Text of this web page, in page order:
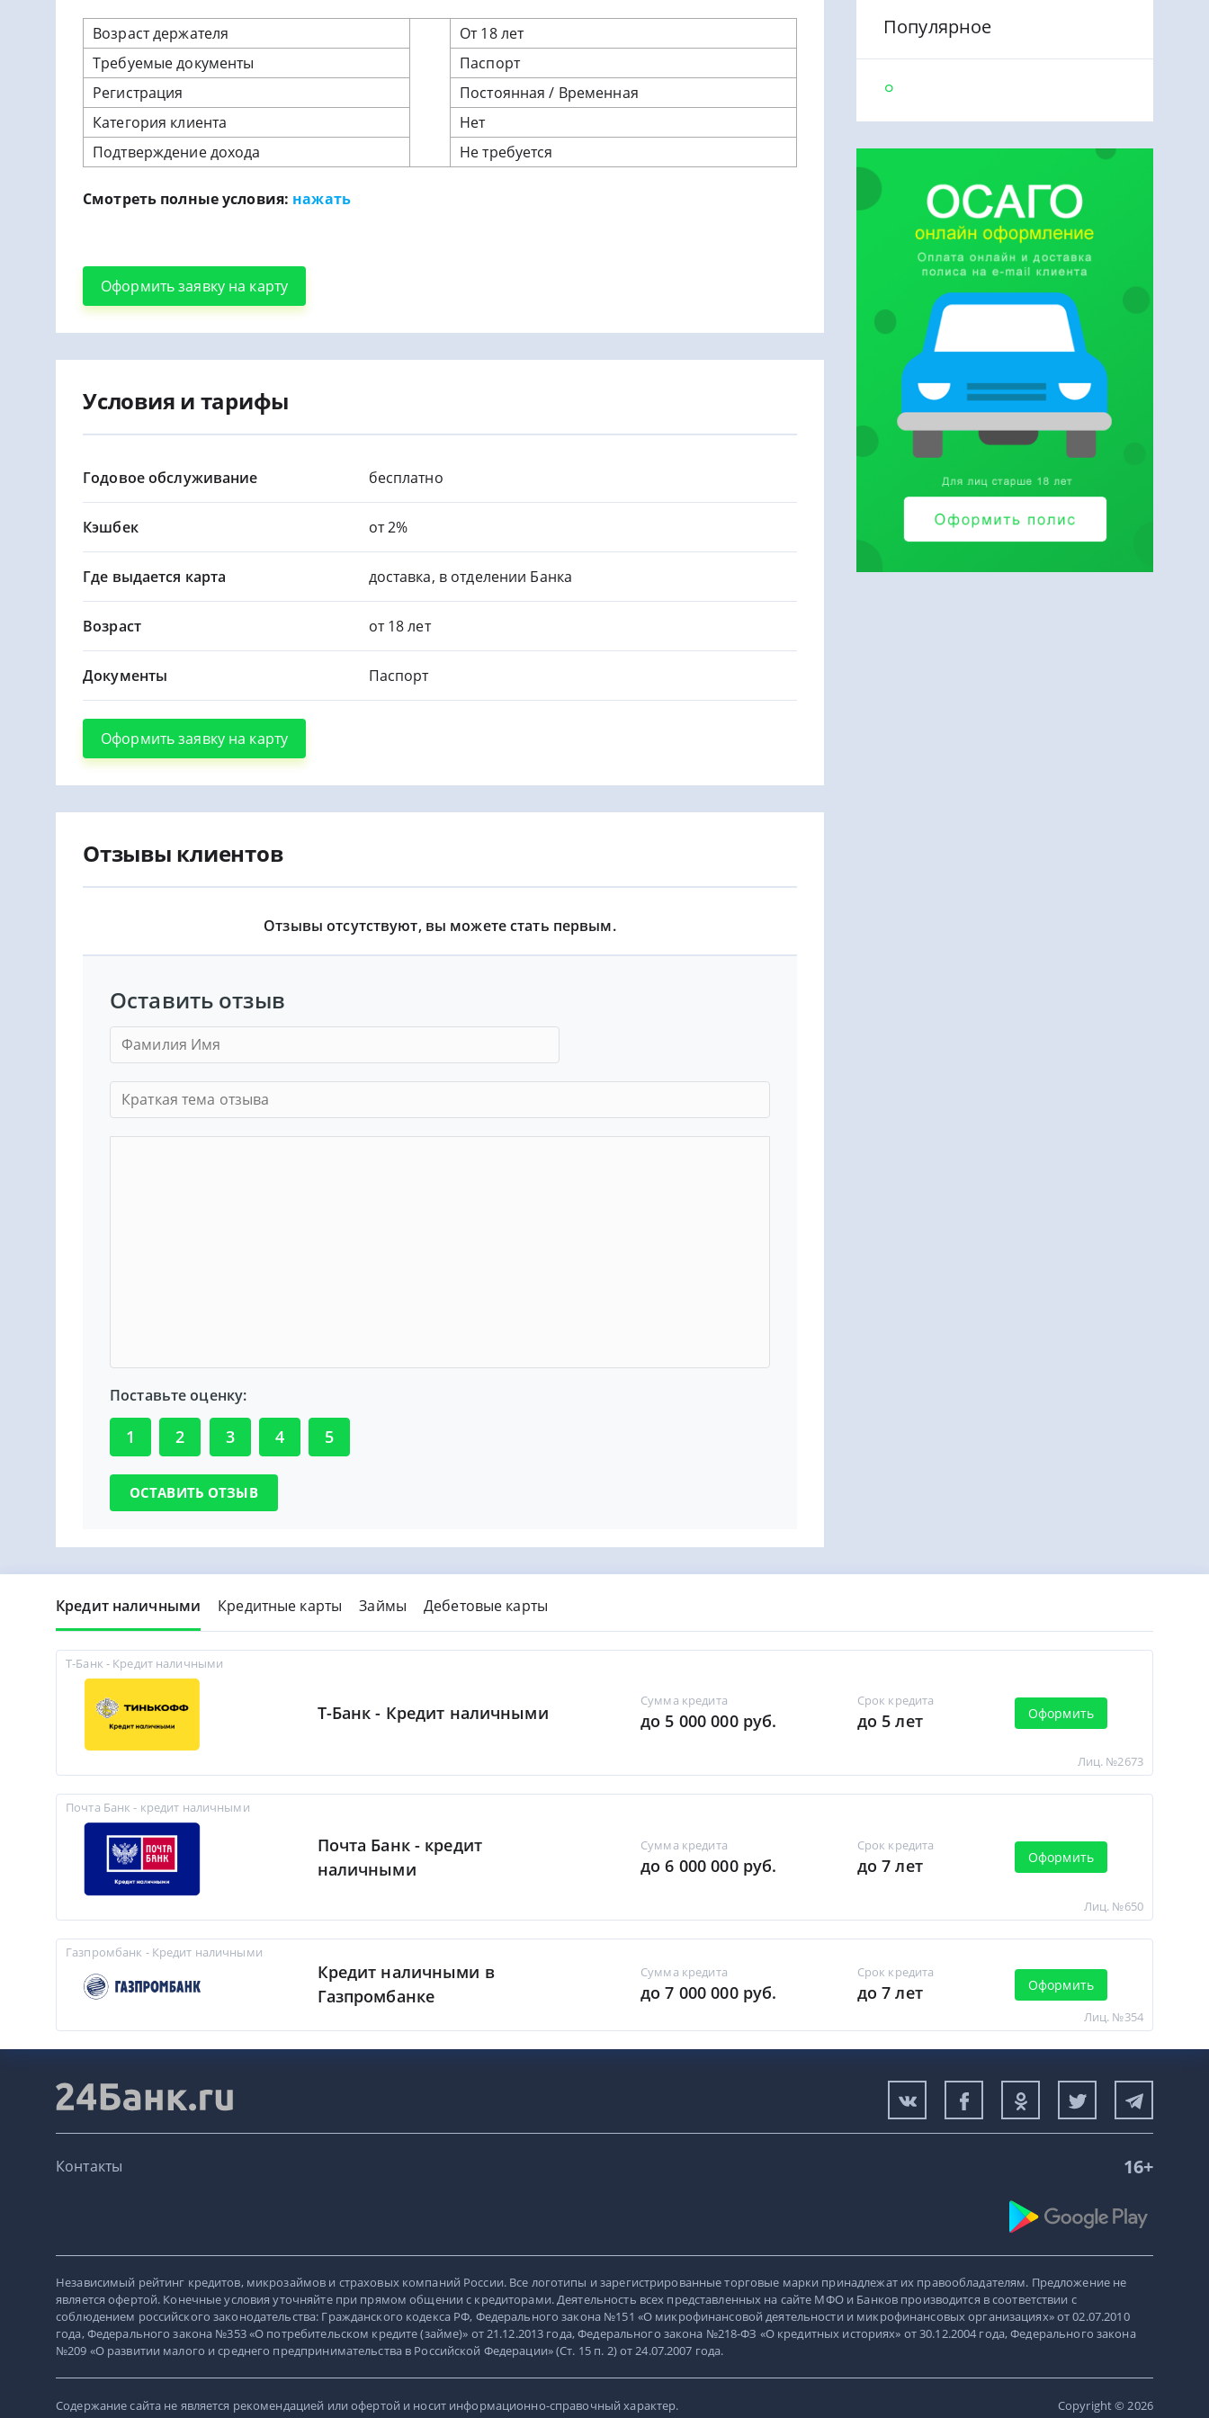
Возраст держателя
От 18 лет
Требуемые документы
Паспорт
Регистрация
Постоянная / Временная
Категория клиента
Нет
Подтверждение дохода
Не требуется
Смотреть полные условия: нажать
Оформить заявку на карту
Условия и тарифы
Годовое обслуживание бесплатно
Кэшбек от 2%
Где выдается карта доставка, в отделении Банка
Возраст от 18 лет
Документы Паспорт
Оформить заявку на карту
Отзывы клиентов
Отзывы отсутствуют, вы можете стать первым.
Оставить отзыв
Поставьте оценку:
1 2 3 4 5
Популярное
Кредит наличными Кредитные карты Займы Дебетовые карты
Т-Банк - Кредит наличными
Т-Банк - Кредит наличными
Сумма кредита
до 5 000 000 руб.
Срок кредита
до 5 лет Оформить
Лиц. №2673
Почта Банк - кредит наличными
Почта Банк - кредит
наличными
Сумма кредита
до 6 000 000 руб.
Срок кредита
до 7 лет Оформить
Лиц. №650
Газпромбанк - Кредит наличными
Кредит наличными в
Газпромбанке
Сумма кредита
до 7 000 000 руб.
Срок кредита
до 7 лет Оформить
Лиц. №354
Контакты 16+
Независимый рейтинг кредитов, микрозаймов и страховых компаний России. Все логотипы и зарегистрированные торговые марки принадлежат их правообладателям. Предложение не
является офертой. Конечные условия уточняйте при прямом общении с кредиторами. Деятельность всех представленных на сайте МФО и Банков производится в соответствии с
соблюдением российского законодательства: Гражданского кодекса РФ, Федерального закона №151 «О микрофинансовой деятельности и микрофинансовых организациях» от 02.07.2010
года, Федерального закона №353 «О потребительском кредите (займе)» от 21.12.2013 года, Федерального закона №218-ФЗ «О кредитных историях» от 30.12.2004 года, Федерального закона
№209 «О развитии малого и среднего предпринимательства в Российской Федерации» (Ст. 15 п. 2) от 24.07.2007 года.
Содержание сайта не является рекомендацией или офертой и носит информационно-справочный характер. Copyright © 2026